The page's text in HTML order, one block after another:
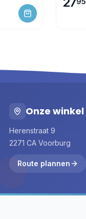
Onze winkel
Herenstraat 9
2271 CA Voorburg
Route plannen